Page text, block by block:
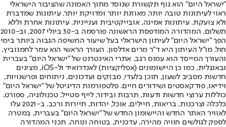
"ישראל היום" הוא גוף תקשורת שנוסד מתוך האמונה שהציבור הישראלי
ראוי לעיתונות טובה יותר, מאוזנת יותר ומדויקת יותר. עיתונות שמדברת
ולא צועקת. עיתונות אמינה, אובייקטיבית ועניינית. עיתונות אחרת וללא
תשלום. המהדורה המודפסת הראשונה פורסמה ב-30 ביולי 2007, וב-2010
הפך "ישראל היום" לעיתון הישראלי בעל שיעור החשיפה הגבוה ביותר בימי
חול. מו"ל העיתון היא ד"ר מרים אדלסון. העורך הראשי הוא עמר לחמנוביץ,
והעורך המייסד הוא עמוס רגב. אתרי האינטרנט של "ישראל היום" בעברית
ובאנגלית, כמו כן היישומונים (אפליקציות) לאנדרואיד ול-iOS, מציגים
חדשות מסביב לשעון, תוכן בלעדי, מבזקים ועדכונים, ניתוחים ופרשנויות,
וידיאו, פודקאסטים ושידורים חיים. פלטפורמות הדיגיטל של "ישראל היום"
כוללות ערוצי חדשות ודעות, תרבות ובידור, לייף סטייל, טכנולוגיה, ספורט,
כלכלה וצרכנות, בריאות, חיילים, אוכל, יהדות, תיירות ורכב. ב-2021 עלו
לאוויר האתר החדש והיישומון החדש של "ישראל היום" בעברית, במטרה
לספק לגולשים חוויה מהירה, עדכנית, בטוחה ונוחה. תכני המהדורה